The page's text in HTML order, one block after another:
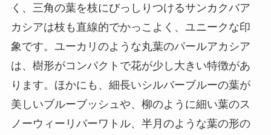
く、三角の葉を枝にびっしりつけるサンカクバア
カシアは枝も直線的でかっこよく、ユニークな印
象です。ユーカリのような丸葉のパールアカシア
は、樹形がコンパクトで花が少し大きい特徴があ
ります。ほかにも、細長いシルバーブルーの葉が
美しいブルーブッシュや、柳のように細い葉のス
ノーウィーリバーワトル、半月のような葉の形の